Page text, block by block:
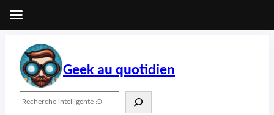
contenu
Geek au quotidien